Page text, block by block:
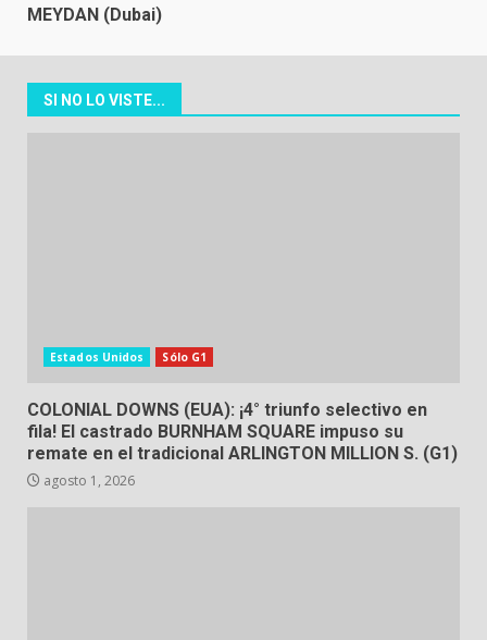
MEYDAN (Dubai)
SI NO LO VISTE...
Estados Unidos Sólo G1
COLONIAL DOWNS (EUA): ¡4° triunfo selectivo en
fila! El castrado BURNHAM SQUARE impuso su
remate en el tradicional ARLINGTON MILLION S. (G1)
agosto 1, 2026